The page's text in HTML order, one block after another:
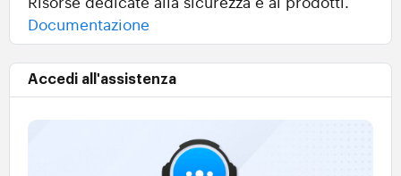
Documentazione
Accedi all'assistenza